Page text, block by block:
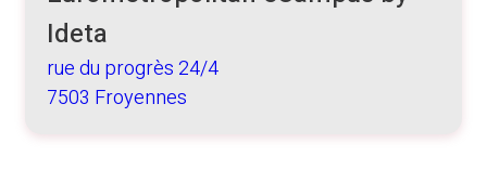
Ideta
rue du progrès 24/4
7503 Froyennes